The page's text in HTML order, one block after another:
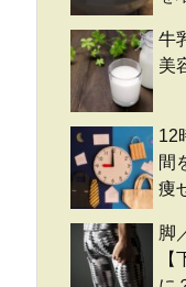
牛
美
12
間
痩
脚